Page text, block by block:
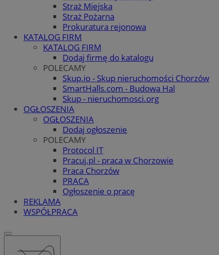
Straż Miejska
Straż Pożarna
Prokuratura rejonowa
KATALOG FIRM
KATALOG FIRM
Dodaj firmę do katalogu
POLECAMY
Skup.io - Skup nieruchomości Chorzów
SmartHalls.com - Budowa Hal
Skup - nieruchomosci.org
OGŁOSZENIA
OGŁOSZENIA
Dodaj ogłoszenie
POLECAMY
Protocol IT
Pracuj.pl - praca w Chorzowie
Praca Chorzów
PRACA
Ogłoszenie o pracę
REKLAMA
WSPÓŁPRACA